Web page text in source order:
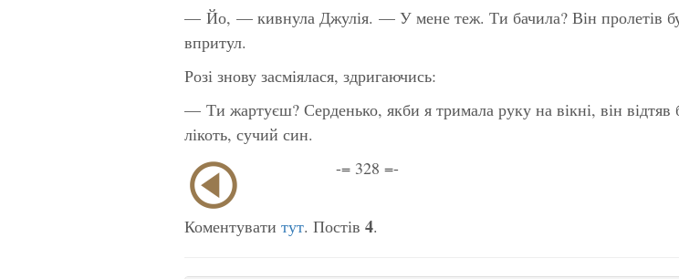
— Йо, — кивнула Джулія. — У мене теж. Ти бачила? Він пролетів
впритул.
Розі знову засміялася, здригаючись:
— Ти жартуєш? Серденько, якби я тримала руку на вікні, він відтяв
лікоть, сучий син.
-= 328 =-
Коментувати тут. Постів 4.